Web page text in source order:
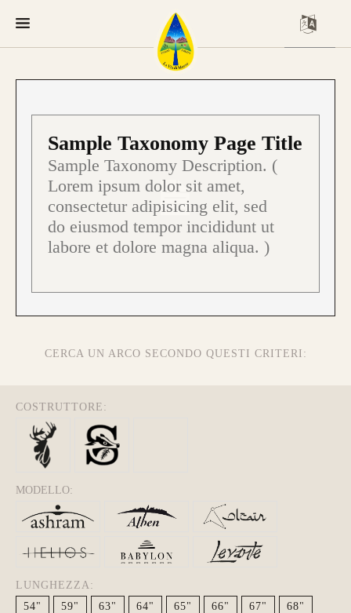
Sample Taxonomy Page Title
Sample Taxonomy Description. (
Lorem ipsum dolor sit amet,
consectetur adipisicing elit, sed
do eiusmod tempor incididunt ut
labore et dolore magna aliqua. )
CERCA UN ARCO SECONDO QUESTI CRITERI:
COSTRUTTORE:
MODELLO:
LUNGHEZZA:
54"
59" 63" 64" 65" 66" 67" 68"